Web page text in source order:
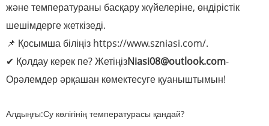
және температураны басқару жүйелеріне, өндірістік
шешімдерге жеткізеді.
📌 Қосымша біліңіз https://www.szniasi.com/.
✔ Қолдау керек пе? ЖетіңізNiasi08@outlook.com-
Орәлемдер әрқашан көмектесуге қуаныштымын!
Алдыңғы:Су көлігінің температурасы қандай?